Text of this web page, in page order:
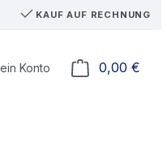
KAUF AUF RECHNUNG
0,00 €